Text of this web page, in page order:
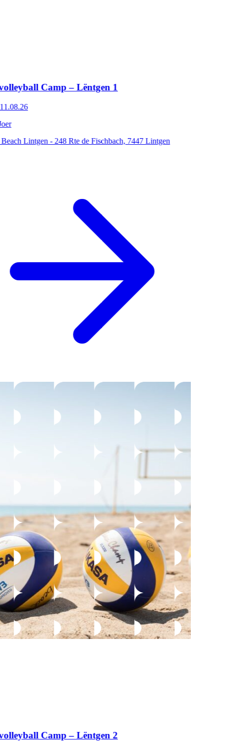
Camp – Lëntgen 1
- 248 Rte de Fischbach, 7447 Lintgen
Camp – Lëntgen 2